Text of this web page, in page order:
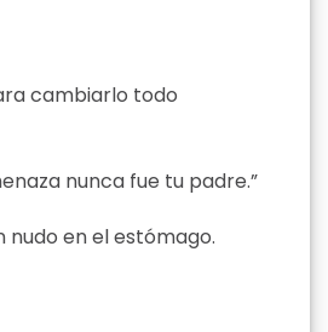
cambiarlo todo
nunca fue tu padre.”
nudo en el estómago.